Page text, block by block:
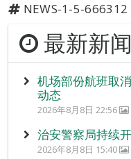
NEWS-1-5-666312
最新新闻
机场部份航班取
动态
2026年8月8日 22:56
治安警察局持续
2026年8月8日 15:40